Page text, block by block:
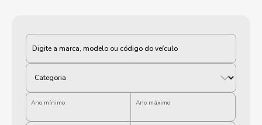
Categoria
Ano mínimo Ano máximo